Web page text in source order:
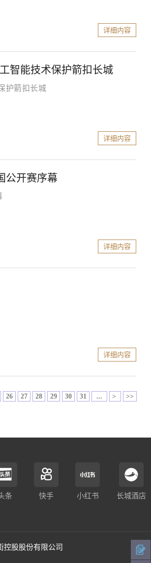
详细内容
智能技术保护箭扣长城
护箭扣长城
详细内容
公开赛序幕
详细内容
详细内容
26 27 28 29 30 31 ... > >>
条 快手 小红书 长城酒店
控股股份有限公司